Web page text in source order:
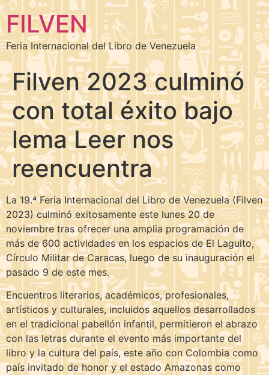
FILVEN
Feria Internacional del Libro de Venezuela
Filven 2023 culminó
con total éxito bajo
lema Leer nos
reencuentra
La 19.ª Feria Internacional del Libro de Venezuela (Filven
2023) culminó exitosamente este lunes 20 de
noviembre tras ofrecer una amplia programación de
más de 600 actividades en los espacios de El Laguito,
Círculo Militar de Caracas, luego de su inauguración el
pasado 9 de este mes.
Encuentros literarios, académicos, profesionales,
artísticos y culturales, incluidos aquellos desarrollados
en el tradicional pabellón infantil, permitieron el abrazo
con las letras durante el evento más importante del
libro y la cultura del país, este año con Colombia como
país invitado de honor y el estado Amazonas como